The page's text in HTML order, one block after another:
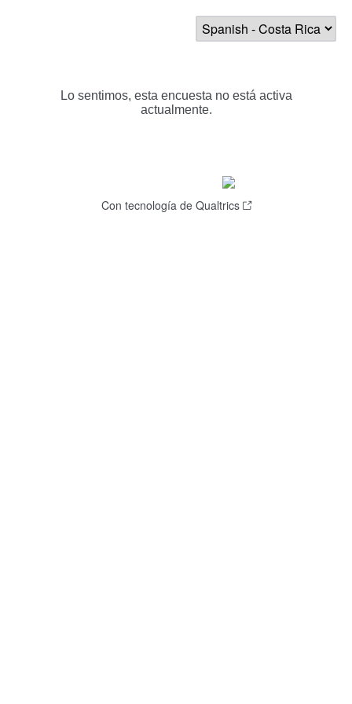
Lo sentimos, esta encuesta no está activa
actualmente.
Con tecnología de Qualtrics